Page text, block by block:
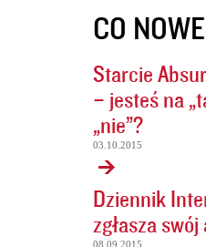
CO
Starcie
– jesteś na
„nie”?
03.10.2015
Dziennik
zgłasza
08.09.2015